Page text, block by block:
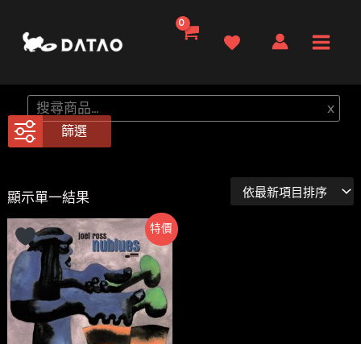
要
內
Menu
搜
尋
x
篩選
顯示單一結果
特價